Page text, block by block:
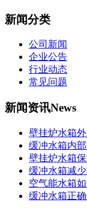
新闻分类
公司新闻
企业公告
行业动态
常见问题
新闻资讯News
壁挂炉水箱
缓冲水箱内
壁挂炉水箱
缓冲水箱减
空气能水箱
缓冲水箱正